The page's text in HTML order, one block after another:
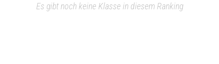
Es gibt noch keine Klasse in diesem Ranking